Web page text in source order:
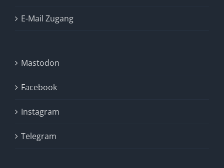
E-Mail Zugang
Mastodon
Facebook
Instagram
Telegram